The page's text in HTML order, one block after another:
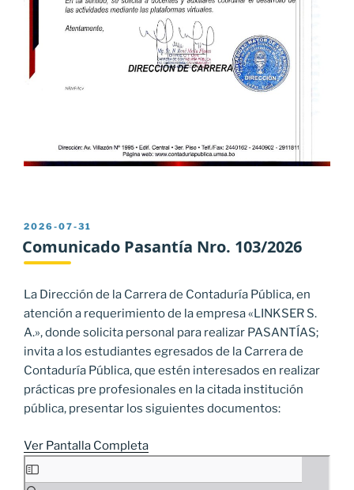
PUBLICADO
EL
2026-07-31
Comunicado Pasantía Nro. 103/2026
La Dirección de la Carrera de Contaduría Pública, en
atención a requerimiento de la empresa «LINKSER S.
A.», donde solicita personal para realizar PASANTÍAS;
invita a los estudiantes egresados de la Carrera de
Contaduría Pública, que estén interesados en realizar
prácticas pre profesionales en la citada institución
pública, presentar los siguientes documentos:
Ver Pantalla Completa
Saltar
al